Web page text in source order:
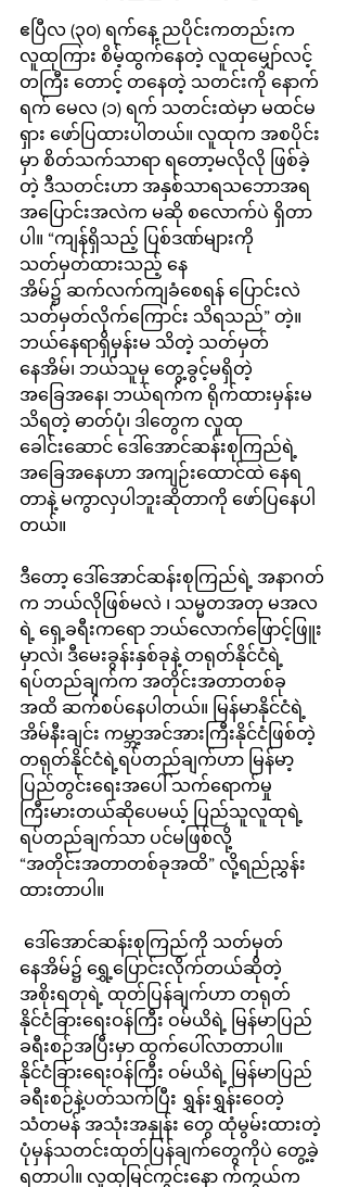
ဧပြီလ (၃၀) ရက်နေ့ ညပိုင်းကတည်းက
လူထုကြား စိမ့်ထွက်နေတဲ့ လူထုမျှော်လင့်
တကြီး တောင့် တနေတဲ့ သတင်းကို နောက်
ရက် မေလ (၁) ရက် သတင်းထဲမှာ မထင်မ
ရှား ဖော်ပြထားပါတယ်။ လူထုက အစပိုင်း
မှာ စိတ်သက်သာရာ ရတော့မလိုလို ဖြစ်ခဲ့
တဲ့ ဒီသတင်းဟာ အနှစ်သာရသဘောအရ
အပြောင်းအလဲက မဆို စလောက်ပဲ ရှိတာ
ပါ။ “ကျန်ရှိသည့် ပြစ်ဒဏ်များကို
သတ်မှတ်ထားသည့် နေ
အိမ်၌ ဆက်လက်ကျခံစေရန် ပြောင်းလဲ
သတ်မှတ်လိုက်ကြောင်း သိရသည်” တဲ့။
ဘယ်နေရာရှိမှန်းမ သိတဲ့ သတ်မှတ်
နေအိမ်၊ ဘယ်သူမှ တွေ့ခွင့်မရှိတဲ့
အခြေအနေ၊ ဘယ်ရက်က ရိုက်ထားမှန်းမ
သိရတဲ့ ဓာတ်ပုံ၊ ဒါတွေက လူထု
ခေါင်းဆောင် ဒေါ်အောင်ဆန်းစုကြည်ရဲ့
အခြေအနေဟာ အကျဉ်းထောင်ထဲ နေရ
တာနဲ့ မကွာလှပါဘူးဆိုတာကို ဖော်ပြနေပါ
တယ်။
ဒီတော့ ဒေါ်အောင်ဆန်းစုကြည်ရဲ့ အနာဂတ်
က ဘယ်လိုဖြစ်မလဲ ၊ သမ္မတအတု မအလ
ရဲ့ ရှေ့ခရီးကရော ဘယ်လောက်ဖြောင့်ဖြူး
မှာလဲ၊ ဒီမေးခွန်းနှစ်ခုနဲ့ တရုတ်နိုင်ငံရဲ့
ရပ်တည်ချက်က အတိုင်းအတာတစ်ခု
အထိ ဆက်စပ်နေပါတယ်။ မြန်မာနိုင်ငံရဲ့
အိမ်နီးချင်း ကမ္ဘာ့အင်အားကြီးနိုင်ငံဖြစ်တဲ့
တရုတ်နိုင်ငံရဲ့ရပ်တည်ချက်ဟာ မြန်မာ့
ပြည်တွင်းရေးအပေါ် သက်ရောက်မှု
ကြီးမားတယ်ဆိုပေမယ့် ပြည်သူလူထုရဲ့
ရပ်တည်ချက်သာ ပင်မဖြစ်လို့
“အတိုင်းအတာတစ်ခုအထိ” လို့ရည်ညွှန်း
ထားတာပါ။
ဒေါ်အောင်ဆန်းစုကြည်ကို သတ်မှတ်
နေအိမ်၌ ရွှေ့ပြောင်းလိုက်တယ်ဆိုတဲ့
အစိုးရတုရဲ့ ထုတ်ပြန်ချက်ဟာ တရုတ်
နိုင်ငံခြားရေးဝန်ကြီး ဝမ်ယိရဲ့ မြန်မာပြည်
ခရီးစဉ်အပြီးမှာ ထွက်ပေါ်လာတာပါ။
နိုင်ငံခြားရေးဝန်ကြီး ဝမ်ယိရဲ့ မြန်မာပြည်
ခရီးစဉ်နဲ့ပတ်သက်ပြီး ရွှန်းရွှန်းဝေတဲ့
သံတမန် အသုံးအနှုန်း တွေ ထုံမွမ်းထားတဲ့
ပုံမှန်သတင်းထုတ်ပြန်ချက်တွေကိုပဲ တွေ့ခဲ့
ရတာပါ။ လူထုမြင်ကွင်းနော က်ကွယ်က